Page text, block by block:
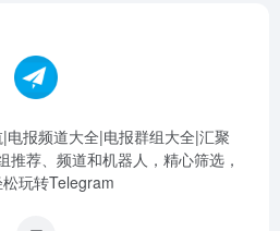
报频道大全|电报群组大全|汇聚
荐、频道和机器人，精心筛选，
玩转Telegram